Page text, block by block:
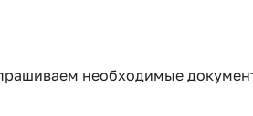
необходимые